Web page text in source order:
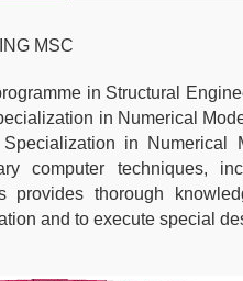
MSC
in Structural
in Numerical
in Numerical
computer techniques,
provides thorough
and to execute special